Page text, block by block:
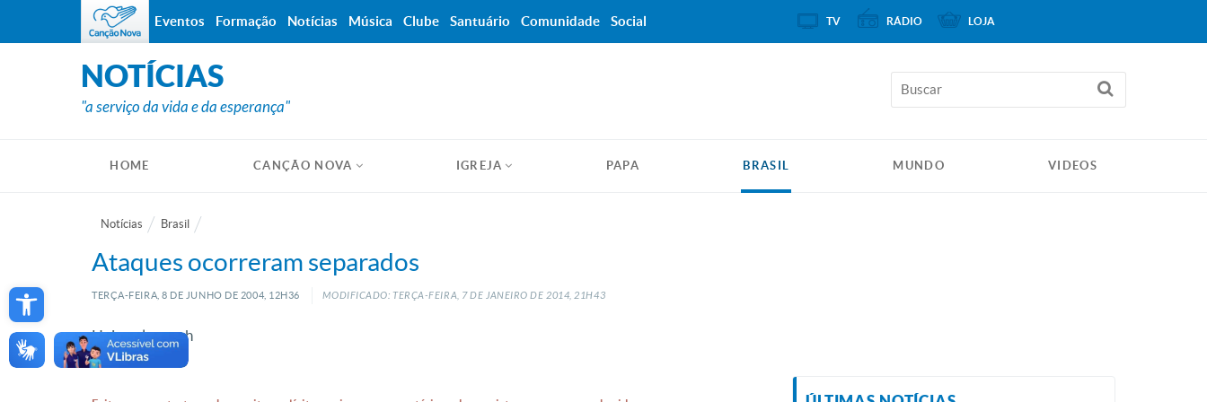
Open toolbar
NOTÍCIAS
"a serviço da vida e da esperança"
HOME CANÇÃO NOVA IGREJA PAPA BRASIL MUNDO VIDEOS
Notícias Brasil
Ataques ocorreram separados
TERÇA-FEIRA, 8 DE JUNHO DE 2004, 12H36 MODIFICADO: TERÇA-FEIRA, 7DE JANEIRO DE2014, 21H43
Hoje pela manh
Eventos Formação Notícias Música Clube Santuário Comunidade Social TV RÁDIO LOJA